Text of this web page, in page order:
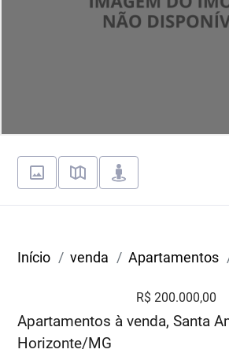
Início venda Apartamentos
R$ 200.000,00
Apartamentos à venda, Santa
Horizonte/MG